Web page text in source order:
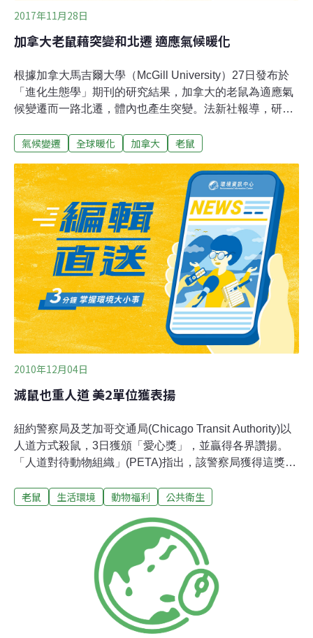
2017年11月28日
加拿大老鼠藉突變和北遷 適應氣候暖化
根據加拿大馬吉爾大學（McGill University）27日發布於
「進化生態學」期刊的研究結果，加拿大的老鼠為適應氣
候變遷而一路北遷，體內也產生突變。法新社報導，研究
物種。首席研究員米立恩（Virginie Millien）於聲明中表
產生變異。她說：「這也強化了溫度升高迫使野生動物北
遷的證據。」研究報告顯示，隨著冬天趨暖，白腳鼠約以
每年11公里的速度北遷。研究人員發現，在距蒙特婁東部
約40公里、位於聖勞倫斯（Saint Lawrence）山谷的聖伊
萊爾山（Mont Saint-Hilaire）高爾特自然保護區（Gault
Nature Reserve），1970年代十隻被捕獲的物種中，有九
隻是鹿鼠，白腳鼠只佔10%。但由於更多的白腳鼠北遷越
過聖勞倫斯河，這個比例已出現逆轉。米立恩說：「
氣候變遷 全球暖化 加拿大 老鼠
2010年12月04日
滅鼠也重人道 美2單位獲表揚
紐約警察局及芝加哥交通局(Chicago Transit Authority)以
人道方式殺鼠，3日獲頒「愛心獎」，並贏得各界讚揚。
「人道對待動物組織」(PETA)指出，該警察局獲得這獎項
阱，改成使用讓頸部立斷殺鼠裝置。PETA指出，強力黏
牠們通常因飢餓、脫水及筋疲力盡而死。PETA也將愛心
獎頒給芝加哥交通局，該局不使用強力黏膠陷阱對付藏在
芝加哥捷運軌道、鐵路月台及巴士站裡的老鼠，而是利用
放有誘餌的籠子捕捉老鼠。
老鼠 生活環境 動物福利 公共衛生